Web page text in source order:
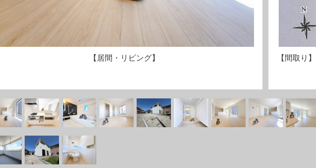
【居間・リビング】
【間取り